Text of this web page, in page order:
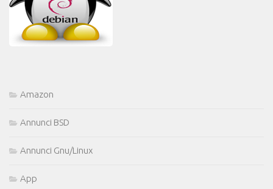
Amazon
Annunci BSD
Annunci Gnu/Linux
App